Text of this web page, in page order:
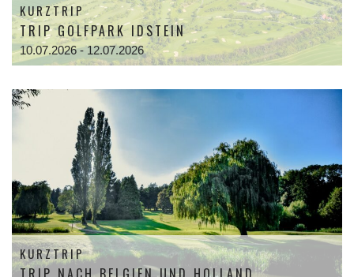
KURZTRIP
TRIP GOLFPARK IDSTEIN
10.07.2026 - 12.07.2026
KURZTRIP